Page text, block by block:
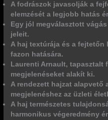
A fodrászok javasolják a
elemzését a legjobb hatás
Egy jól megválasztott
jeleit.
A haj textúrája és a fejtetőn
fazon hatására.
Laurenti Arnault, tapasztalt
megjelenéseket alakít ki.
A rendezett hajzat alapvető
megjelenéshez az üzleti
A haj természetes
harmonikus végeredmény